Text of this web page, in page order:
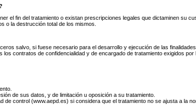
el fin del tratamiento o existan prescripciones legales que dictaminen su
o la destrucción total de los mismos.
salvo, si fuese necesario para el desarrollo y ejecución de las
contratos de confidencialidad y de encargado de tratamiento exigidos
de sus datos, y de limitación u oposición a su tratamiento.
de control (www.aepd.es) si considera que el tratamiento no se ajusta a la